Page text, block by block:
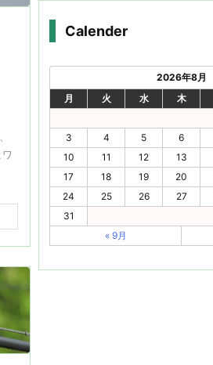
Calender
2026年8月
月
火 水 木
3
4 5 6
10
11 12 13
17
18 19 20
24
25 26 27
31
« 9月